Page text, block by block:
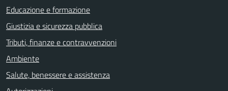
Educazione e formazione
Giustizia e sicurezza pubblica
Tributi, finanze e contravvenzioni
Ambiente
Salute, benessere e assistenza